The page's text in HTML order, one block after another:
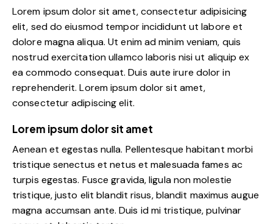
Lorem ipsum dolor sit amet, consectetur adipisicing
elit, sed do eiusmod tempor incididunt ut labore et
dolore magna aliqua. Ut enim ad minim veniam, quis
nostrud exercitation ullamco laboris nisi ut aliquip ex
ea commodo consequat. Duis aute irure dolor in
reprehenderit. Lorem ipsum dolor sit amet,
consectetur adipiscing elit.
Lorem ipsum dolor sit amet
Aenean et egestas nulla. Pellentesque habitant morbi
tristique senectus et netus et malesuada fames ac
turpis egestas. Fusce gravida, ligula non molestie
tristique, justo elit blandit risus, blandit maximus augue
magna accumsan ante. Duis id mi tristique, pulvinar